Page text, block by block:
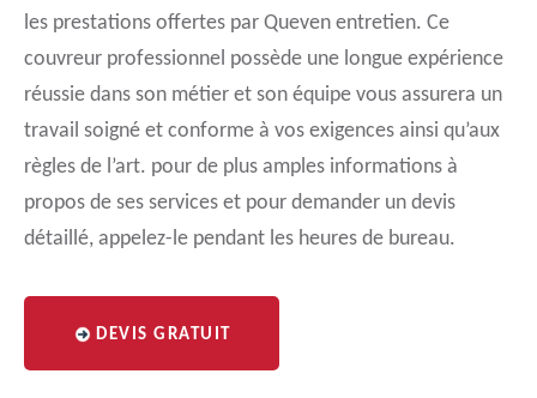
les prestations offertes par Queven entretien. Ce
couvreur professionnel possède une longue expérience
réussie dans son métier et son équipe vous assurera un
travail soigné et conforme à vos exigences ainsi qu’aux
règles de l’art. pour de plus amples informations à
propos de ses services et pour demander un devis
détaillé, appelez-le pendant les heures de bureau.
DEVIS GRATUIT